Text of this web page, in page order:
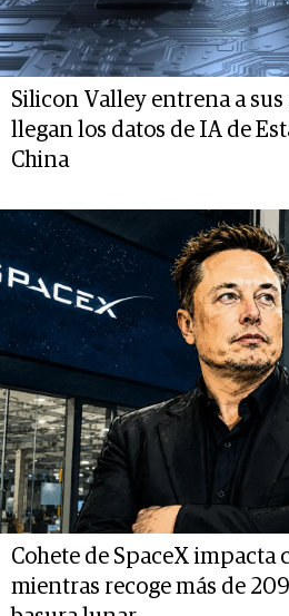
Silicon Valley entrena a
llegan los datos de IA de
China
Cohete de SpaceX impacta
mientras recoge más de